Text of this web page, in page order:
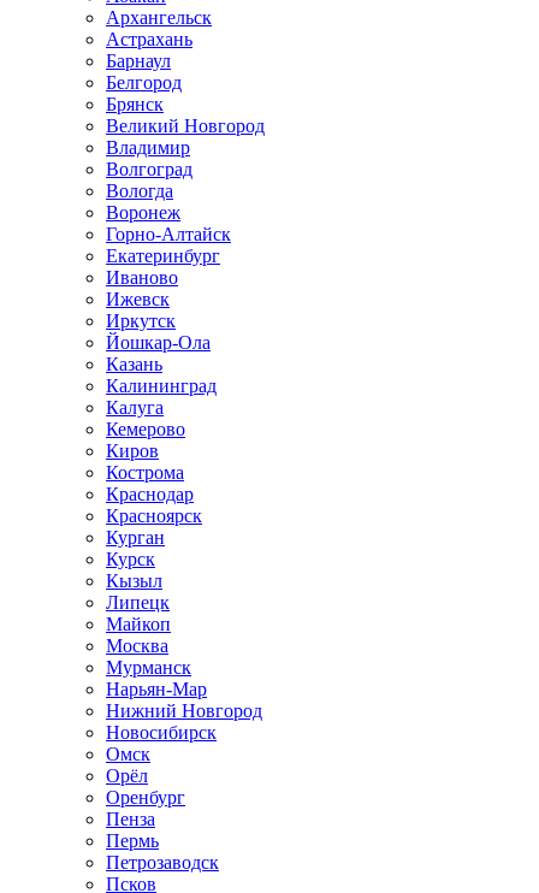
Архангельск
Астрахань
Барнаул
Белгород
Брянск
Великий Новгород
Владимир
Волгоград
Вологда
Воронеж
Горно-Алтайск
Екатеринбург
Иваново
Ижевск
Иркутск
Йошкар-Ола
Казань
Калининград
Калуга
Кемерово
Киров
Кострома
Краснодар
Красноярск
Курган
Курск
Кызыл
Липецк
Майкоп
Москва
Мурманск
Нарьян-Мар
Нижний Новгород
Новосибирск
Омск
Орёл
Оренбург
Пенза
Пермь
Петрозаводск
Псков